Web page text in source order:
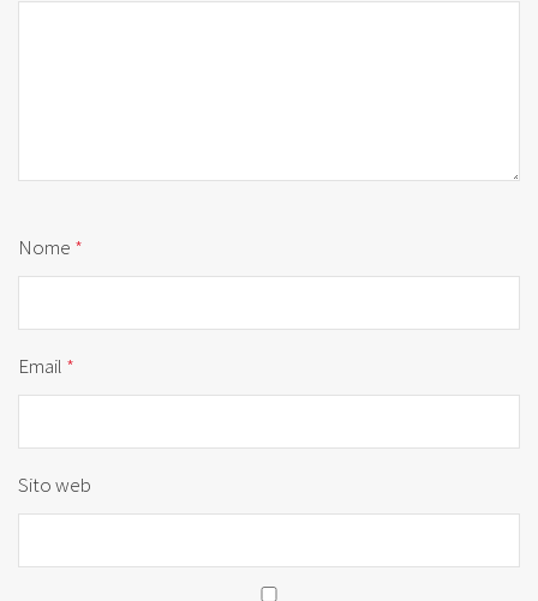
Nome *
Email *
Sito web